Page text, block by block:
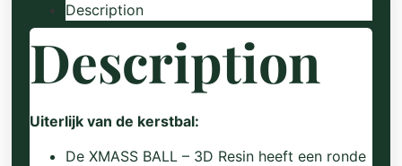
Description
Description
Uiterlijk van de kerstbal:
De XMASS BALL – 3D Resin heeft een ronde